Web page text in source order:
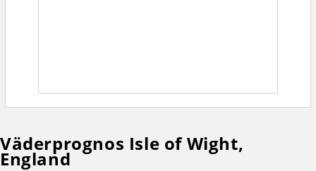
Väderprognos Isle of Wight,
England